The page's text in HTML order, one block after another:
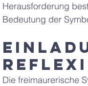
Herausforderung
Bedeutung der
Die freimaurerische